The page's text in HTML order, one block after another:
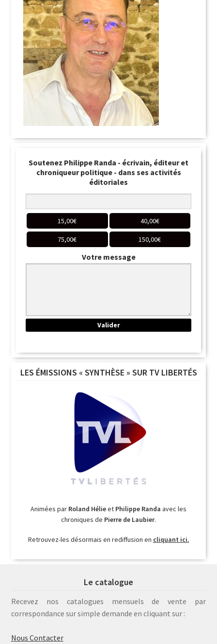
Soutenez Philippe Randa - écrivain, éditeur et
chroniqueur politique - dans ses activités
éditoriales
15,00€ 40,00€
75,00€ 150,00€
Votre message
LES ÉMISSIONS « SYNTHÈSE » SUR TV LIBERTÉS
Animées par Roland Hélieet Philippe Randa avec les
chroniques de Pierre de Laubier.
Retrouvez-les désormais en rediffusion en cliquant ici.
Le catalogue
Recevez nos catalogues mensuels de vente par
correspondance sur simple demande en cliquant sur :
Nous Contacter